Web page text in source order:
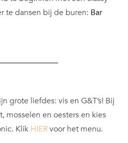
te dansen bij de buren: Bar
grote liefdes: vis en G&T’s! Bij
mosselen en oesters en kies
Klik HIERvoor het menu.